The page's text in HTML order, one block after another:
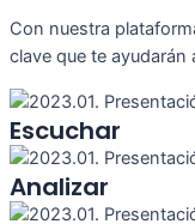
Con nuestra
clave que te
Escuchar
Analizar